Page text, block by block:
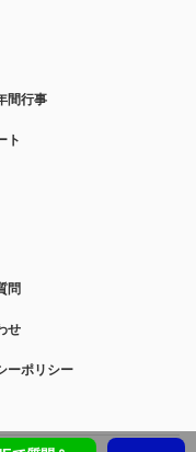
間行事
ト
問
せ
ーポリシー